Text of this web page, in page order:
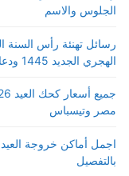
الجلوس والاسم
الهجري الجديد 1445 ودعاء العام الجديد
مصر وتيسباس
بالتفصيل